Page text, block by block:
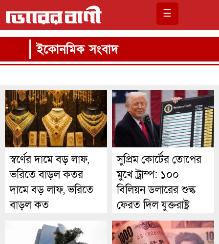
☰
ইকোনমিক সংবাদ
স্বর্ণের দামে বড় লাফ,
ভরিতে বাড়ল কতর
দামে বড় লাফ, ভরিতে
বাড়ল কত
সুপ্রিম কোর্টের তোপের
মুখে ট্রাম্প: ১০০
বিলিয়ন ডলারের শুল্ক
ফেরত দিল যুক্তরাষ্ট্র